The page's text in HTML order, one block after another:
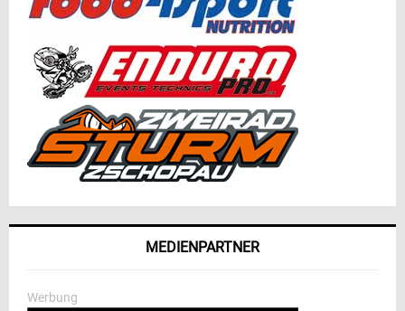
MEDIENPARTNER
Werbung